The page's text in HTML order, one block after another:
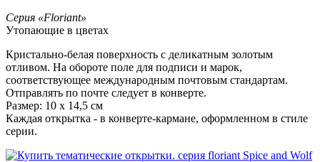
Серия «Floriant»
Утопающие в цветах
Кристально-белая поверхность с деликатным золотым
отливом. На обороте поле для подписи и марок,
соответствующее международным почтовым стандартам.
Отправлять по почте следует в конверте.
Размер: 10 х 14,5 см
Каждая открытка - в конверте-кармане, оформленном в стиле
серии.